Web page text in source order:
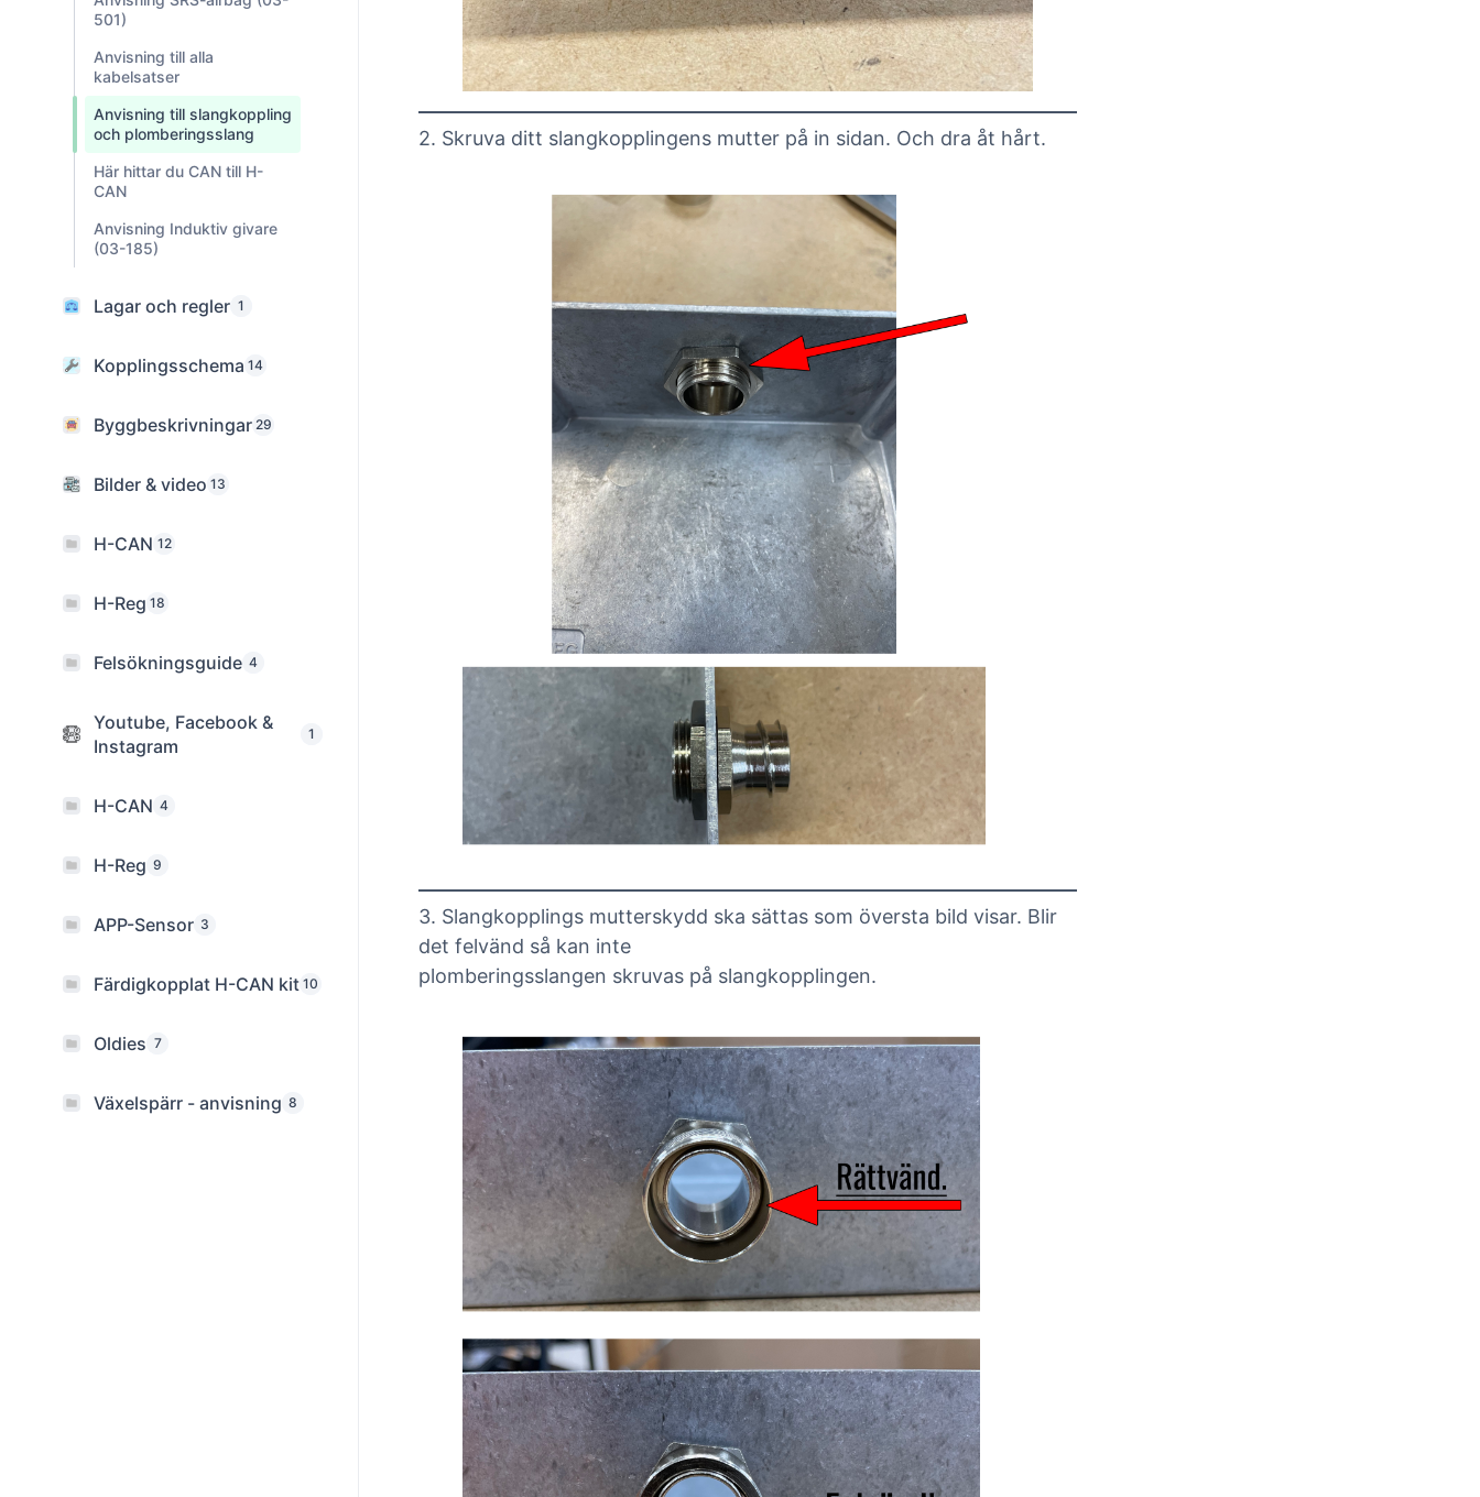
501)
Anvisning till alla
kabelsatser
Anvisning till slangkoppling
och plomberingsslang
Här hittar du CAN till H-
CAN
Anvisning Induktiv givare
(03-185)
Lagar och regler 1
Kopplingsschema 14
Byggbeskrivningar 29
Bilder & video 13
H-CAN 12
H-Reg 18
Felsökningsguide 4
Youtube, Facebook &
Instagram
1
H-CAN 4
H-Reg 9
APP-Sensor 3
Färdigkopplat H-CAN kit 10
Oldies 7
Växelspärr - anvisning 8
2. Skruva ditt slangkopplingens mutter på in sidan. Och dra åt hårt.
3. Slangkopplings mutterskydd ska sättas som översta bild visar. Blir
det felvänd så kan inte
plomberingsslangen skruvas på slangkopplingen.